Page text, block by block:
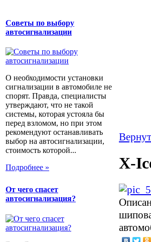
Советы по выбору
автосигнализации
О необходимости установки
сигнализации в автомобиле не
спорят. Правда, специалисты
утверждают, что не такой
системы, которая устояла бы
перед взломом, но при этом
рекомендуют останавливать
выбор на автосигнализации,
стоимость которой...
Подробнее »
От чего спасет
автосигнализация?
X-